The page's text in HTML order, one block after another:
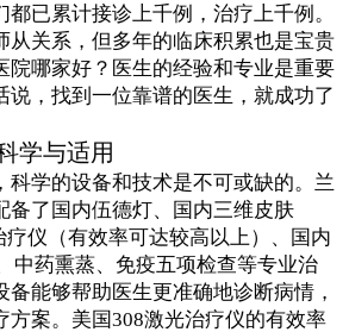
已累计接诊上千例，治疗上千例。
从关系，但多年的临床积累也是宝贵
院哪家好？医生的经验和专业是重要
说，找到一位靠谱的医生，就成功了
学与适用
科学的设备和技术是不可或缺的。兰
备了国内伍德灯、国内三维皮肤
疗仪（有效率可达较高以上）、国内
中药熏蒸、免疫五项检查等专业治
备能够帮助医生更准确地诊断病情，
方案。美国308激光治疗仪的有效率